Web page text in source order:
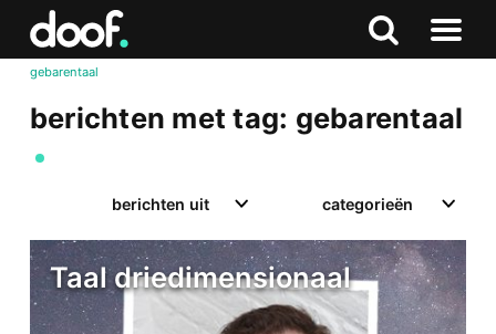
Zoeken
Naar
gebarentaal
berichten met tag: gebarentaal
berichten uit categorieën
Taal driedimensionaal
Doof.nl
Zoeken